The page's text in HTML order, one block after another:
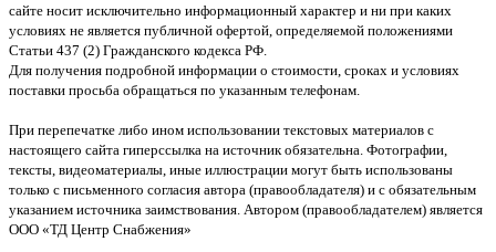
сайте носит исключительно информационный характер и ни при каких
условиях не является публичной офертой, определяемой положениями
Статьи 437 (2) Гражданского кодекса РФ.
Для получения подробной информации о стоимости, сроках и условиях
поставки просьба обращаться по указанным телефонам.
При перепечатке либо ином использовании текстовых материалов с
настоящего сайта гиперссылка на источник обязательна. Фотографии,
тексты, видеоматериалы, иные иллюстрации могут быть использованы
только с письменного согласия автора (правообладателя) и с обязательным
указанием источника заимствования. Автором (правообладателем) является
ООО «ТД Центр Снабжения»